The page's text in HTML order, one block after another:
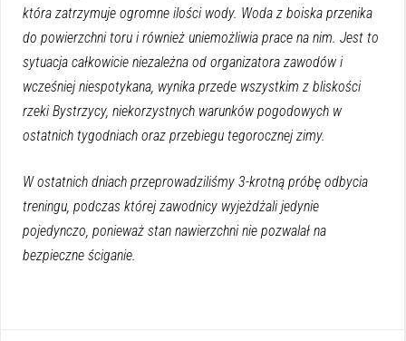
która zatrzymuje ogromne ilości wody. Woda z boiska przenika
do powierzchni toru i również uniemożliwia prace na nim. Jest to
sytuacja całkowicie niezależna od organizatora zawodów i
wcześniej niespotykana, wynika przede wszystkim z bliskości
rzeki Bystrzycy, niekorzystnych warunków pogodowych w
ostatnich tygodniach oraz przebiegu tegorocznej zimy.
W ostatnich dniach przeprowadziliśmy 3-krotną próbę odbycia
treningu, podczas której zawodnicy wyjeżdżali jedynie
pojedynczo, ponieważ stan nawierzchni nie pozwalał na
bezpieczne ściganie.